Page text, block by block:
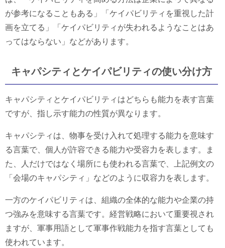
が参考になることもある」「ケイパビリティを重視した計
画を立てる」「ケイパビリティが失われるようなことはあ
ってはならない」などがあります。
キャパシティとケイパビリティの使い分け方
キャパシティとケイパビリティはどちらも能力を表す言葉
ですが、指し示す能力の性質が異なります。
キャパシティは、物事を受け入れて処理する能力を意味す
る言葉で、個人が許容できる能力や受容力を表します。ま
た、人だけではなく場所にも使われる言葉で、上記例文の
「会場のキャパシティ」などのように収容力を表します。
一方のケイパビリティは、組織の全体的な能力や企業の持
つ強みを意味する言葉です。経営戦略において重要視され
ますが、軍事用語として軍事作戦能力を指す言葉としても
使われています。